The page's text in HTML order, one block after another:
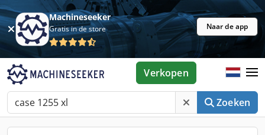
Machineseeker
Gratis in de store Naar de app
Zoeken
Verkopen